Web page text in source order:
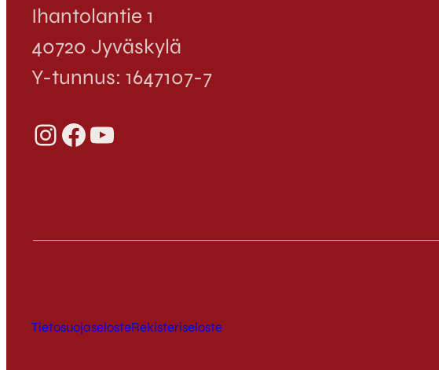
Ihantolantie 1
40720 Jyväskylä
Y-tunnus: 1647107-7
InstagramFacebook YouTube
TietosuojaselosteRekisteriseloste